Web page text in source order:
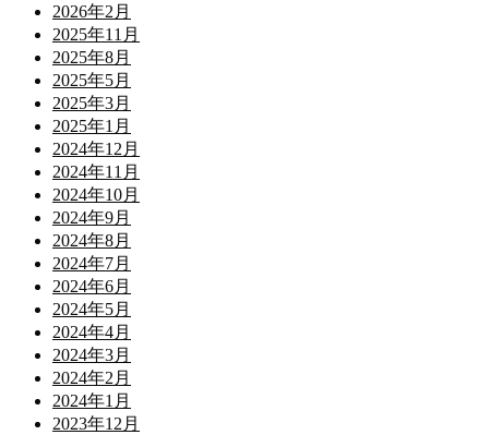
2026年2月
2025年11月
2025年8月
2025年5月
2025年3月
2025年1月
2024年12月
2024年11月
2024年10月
2024年9月
2024年8月
2024年7月
2024年6月
2024年5月
2024年4月
2024年3月
2024年2月
2024年1月
2023年12月